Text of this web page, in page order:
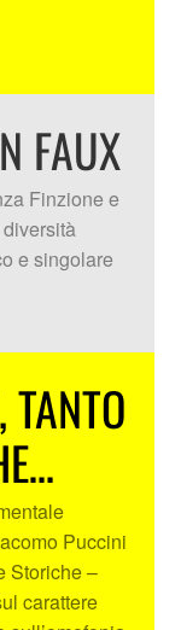
FAUX
Finzione e
e singolare
Puccini
Storiche –
carattere